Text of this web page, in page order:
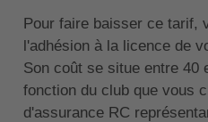
Pour faire baisser ce tarif,
l'adhésion à la licence de
Son coût se situe entre 40
fonction du club que vous
d'assurance RC